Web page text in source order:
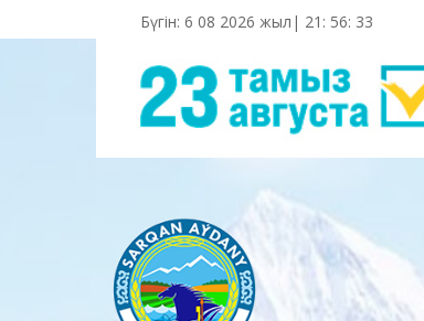
Бүгін: 6 08 2026 жыл| 21 : 56: 34